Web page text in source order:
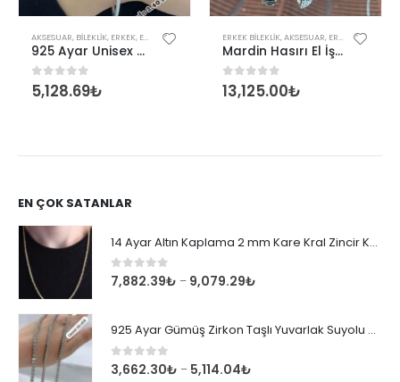
AKSESUAR, BILEKLIK, ERKEK, ERKEK BILEKLIK KADIN
925 Ayar Unisex Tondo 2,40 mm İtalyan Bileklik
0out of 5
5,128.69₺
ERKEK BILEKLIK,AKSESUAR, ERKEK
Mardin Hasırı El İşçiliği Güneş Sembollü Gümüş Erkek Bileklik
0out of 5
13,125.00₺
EN ÇOK SATANLAR
14 Ayar Altın Kaplama 2 mm Kare Kral Zincir Kolye
0 out of 5
7,882.39₺ – 9,079.29₺
925 Ayar Gümüş Zirkon Taşlı Yuvarlak Suyolu Bileklik
0 out of 5
3,662.30₺ – 5,114.04₺